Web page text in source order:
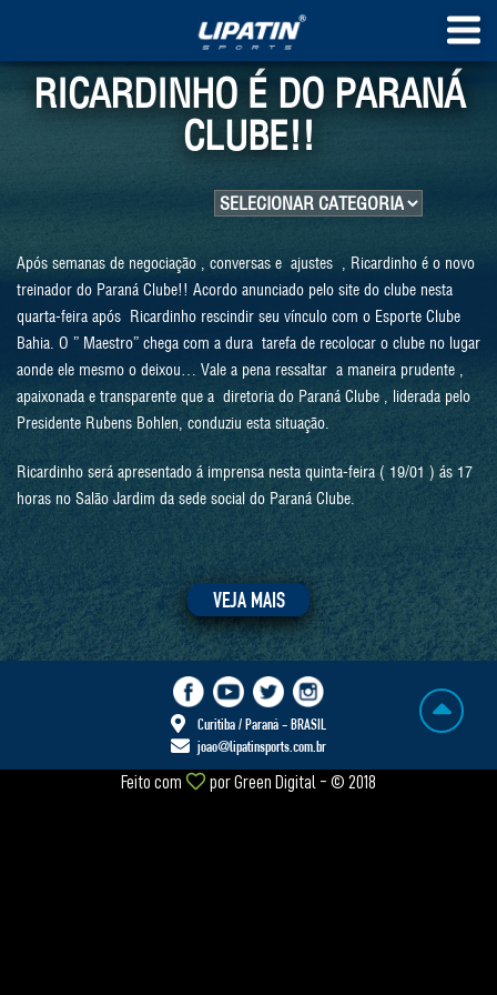
RICARDINHO É DO PARANÁ
CLUBE!!
Após semanas de negociação , conversas e ajustes , Ricardinho é o novo
treinador do Paraná Clube!! Acordo anunciado pelo site do clube nesta
quarta-feira após Ricardinho rescindir seu vínculo com o Esporte Clube
Bahia. O ” Maestro” chega com a dura tarefa de recolocar o clube no lugar
aonde ele mesmo o deixou… Vale a pena ressaltar a maneira prudente ,
apaixonada e transparente que a diretoria do Paraná Clube , liderada pelo
Presidente Rubens Bohlen, conduziu esta situação.
Ricardinho será apresentado á imprensa nesta quinta-feira ( 19/01 ) ás 17
horas no Salão Jardim da sede social do Paraná Clube.
VEJA MAIS
Curitiba / Paraná - BRASIL
joao@lipatinsports.com.br
Feito com porGreen Digital - © 2018